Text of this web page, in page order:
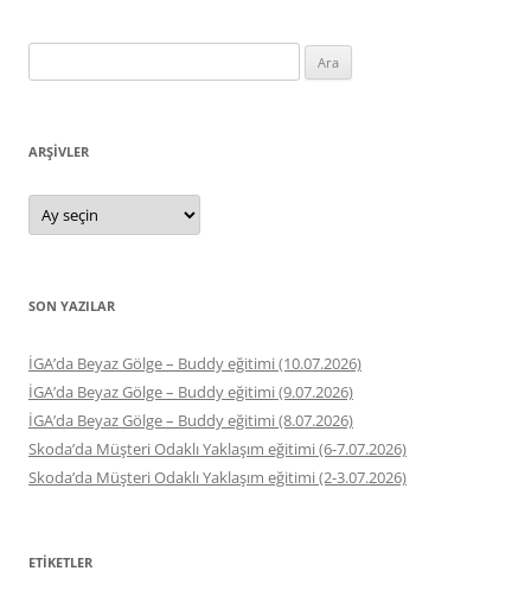
ARŞIVLER
Arşivler
SON YAZILAR
İGA’da Beyaz Gölge – Buddy eğitimi (10.07.2026)
İGA’da Beyaz Gölge – Buddy eğitimi (9.07.2026)
İGA’da Beyaz Gölge – Buddy eğitimi (8.07.2026)
Skoda’da Müşteri Odaklı Yaklaşım eğitimi (6-7.07.2026)
Skoda’da Müşteri Odaklı Yaklaşım eğitimi (2-3.07.2026)
ETIKETLER